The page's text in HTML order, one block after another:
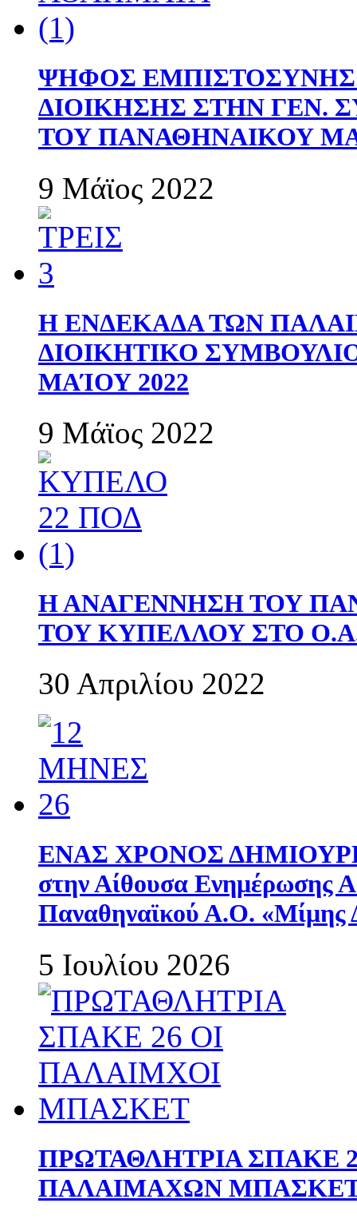
ΨΗΦΟΣ
ΔΙΟΙΚΗΣΗΣ ΣΤΗΝ ΓΕΝ.
ΤΟΥ ΠΑΝΑΘΗΝΑΙΚΟΥ
9 Μάϊος 2022
Η ΕΝΔΕΚΑΔΑ ΤΩΝ
ΔΙΟΙΚΗΤΙΚΟ
ΜΑΊΟΥ 2022
9 Μάϊος 2022
Η ΑΝΑΓΕΝΝΗΣΗ ΤΟΥ
ΤΟΥ ΚΥΠΕΛΛΟΥ ΣΤΟ
30 Απριλίου 2022
ΕΝΑΣ ΧΡΟΝΟΣ
στην Αίθουσα Ενημέρωσης
Παναθηναϊκού Α.Ο. «Μίμης
5 Ιουλίου 2026
ΠΡΩΤΑΘΛΗΤΡΙΑ ΣΠΑΚΕ
ΠΑΛΑΙΜΑΧΩΝ